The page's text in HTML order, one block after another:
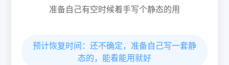
准备自己有空时候着手写个静态的用
预计恢复时间：还不确定，准备自己写一套静
态的，能看能用就好